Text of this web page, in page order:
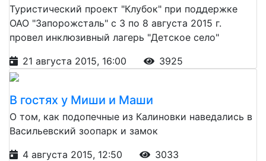
Туристический проект "Клубок" при поддержке
ОАО "Запорожсталь" с 3 по 8 августа 2015 г.
провел инклюзивный лагерь "Детское село"
21 августа 2015, 16:00
3925
В гостях у Миши и Маши
О том, как подопечные из Калиновки наведались в
Васильевский зоопарк и замок
4 августа 2015, 12:50
3033